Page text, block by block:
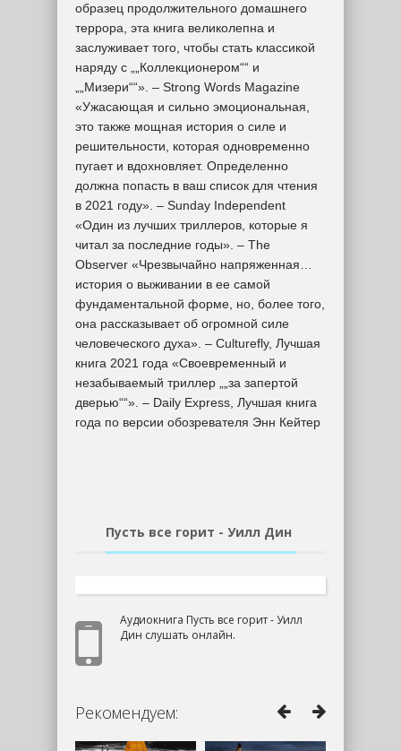
образец продолжительного домашнего
террора, эта книга великолепна и
заслуживает того, чтобы стать классикой
наряду с „„Коллекционером““ и
„„Мизери““». – Strong Words Magazine
«Ужасающая и сильно эмоциональная,
это также мощная история о силе и
решительности, которая одновременно
пугает и вдохновляет. Определенно
должна попасть в ваш список для чтения
в 2021 году». – Sunday Independent
«Один из лучших триллеров, которые я
читал за последние годы». – The
Observer «Чрезвычайно напряженная…
история о выживании в ее самой
фундаментальной форме, но, более того,
она рассказывает об огромной силе
человеческого духа». – Culturefly, Лучшая
книга 2021 года «Своевременный и
незабываемый триллер „„за запертой
дверью““». – Daily Express, Лучшая книга
года по версии обозревателя Энн Кейтер
Пусть все горит - Уилл Дин
Аудиокнига Пусть все горит - Уилл
Дин слушать онлайн.
Рекомендуем: